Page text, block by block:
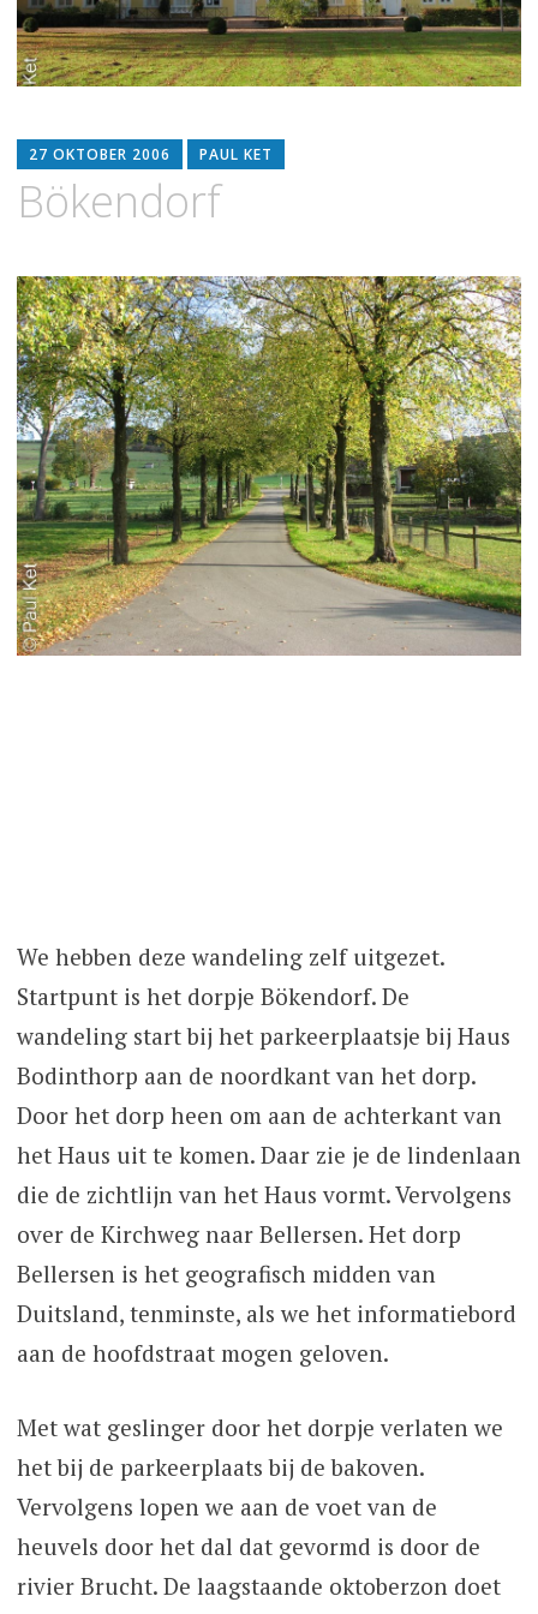
27 OKTOBER 2006 PAUL KET
Bökendorf
We hebben deze wandeling zelf uitgezet.
Startpunt is het dorpje Bökendorf. De
wandeling start bij het parkeerplaatsje bij Haus
Bodinthorp aan de noordkant van het dorp.
Door het dorp heen om aan de achterkant van
het Haus uit te komen. Daar zie je de lindenlaan
die de zichtlijn van het Haus vormt. Vervolgens
over de Kirchweg naar Bellersen. Het dorp
Bellersen is het geografisch midden van
Duitsland, tenminste, als we het informatiebord
aan de hoofdstraat mogen geloven.
Met wat geslinger door het dorpje verlaten we
het bij de parkeerplaats bij de bakoven.
Vervolgens lopen we aan de voet van de
heuvels door het dal dat gevormd is door de
rivier Brucht. De laagstaande oktoberzon doet